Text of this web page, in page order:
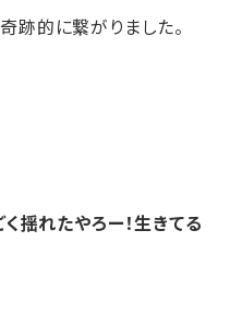
跡的に繋がりました。
く揺れたやろー！生きてる